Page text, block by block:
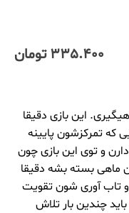
335.400 تومان
این بازی دقیقا
که تمرکزشون پایینه
و توی این بازی چون
ماهی بسته بشه دقیقا
تاب آوری شون تقویت
چندین بار تلاش